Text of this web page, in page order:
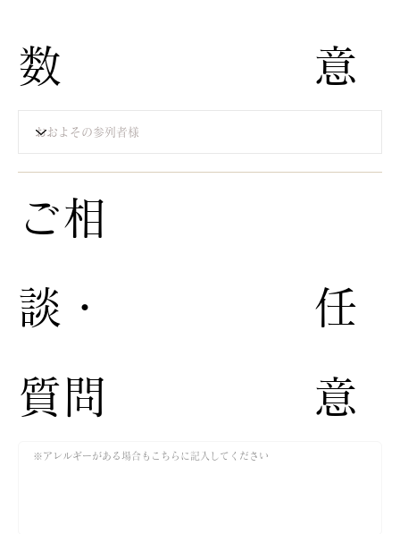
意
数
​ご相
談・
質問​
​任
意